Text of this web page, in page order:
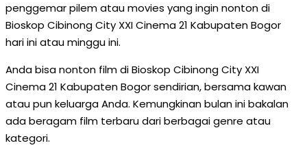
penggemar pilem atau movies yang ingin nonton di
Bioskop Cibinong City XXI Cinema 21 Kabupaten Bogor
hari ini atau minggu ini.
Anda bisa nonton film di Bioskop Cibinong City XXI
Cinema 21 Kabupaten Bogor sendirian, bersama kawan
atau pun keluarga Anda. Kemungkinan bulan ini bakalan
ada beragam film terbaru dari berbagai genre atau
kategori.